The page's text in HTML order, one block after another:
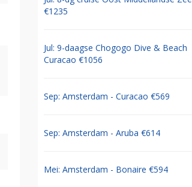
€1235
Jul: 9-daagse Chogogo Dive & Beach
Curacao €1056
Sep: Amsterdam - Curacao €569
Sep: Amsterdam - Aruba €614
Mei: Amsterdam - Bonaire €594